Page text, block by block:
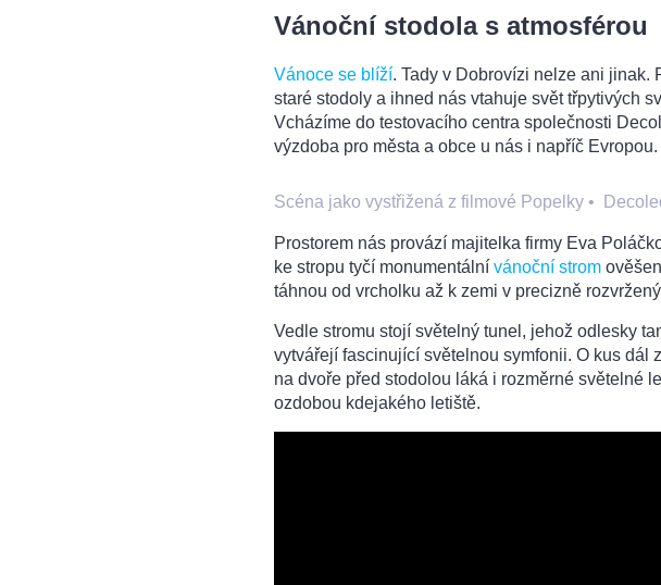
Vánoční stodola s atmosférou
Vánoce se blíží. Tady v Dobrovízi nelze ani jinak.
staré stodoly a ihned nás vtahuje svět třpytivých
Vcházíme do testovacího centra společnosti
výzdoba pro města a obce u nás i napříč Evropou.
Scéna jako vystřižená z filmové Popelky •
Prostorem nás provází majitelka firmy Eva
ke stropu tyčí monumentální vánoční strom
táhnou od vrcholku až k zemi v precizně
Vedle stromu stojí světelný tunel, jehož odlesky
vytvářejí fascinující světelnou symfonii. O kus dál
na dvoře před stodolou láká i rozměrné světelné
ozdobou kdejakého letiště.